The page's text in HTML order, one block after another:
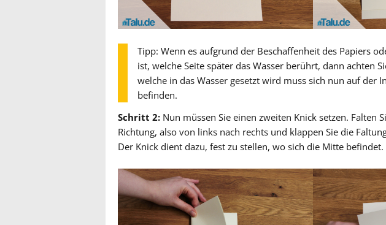
Tipp: Wenn es aufgrund der Beschaffenheit des Papiers
ist, welche Seite später das Wasser berührt, dann achten
welche in das Wasser gesetzt wird muss sich nun auf der
befinden.
Schritt 2: Nun müssen Sie einen zweiten Knick setzen. Falten
Richtung, also von links nach rechts und klappen Sie die
Der Knick dient dazu, fest zu stellen, wo sich die Mitte befindet.